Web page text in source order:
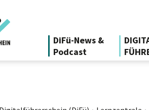
DiFü-News &
Podcast